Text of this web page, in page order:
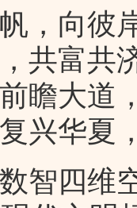
，向彼
共富共
瞻大道
兴华夏
智四维